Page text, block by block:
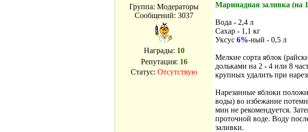
Группа: Модераторы
Сообщений: 3037
Награды: 10
Репутация: 16
Статус: Отсутствую
Маринадная заливка (на
Вода - 2,4 л
Сахар - 1,1 кг
Уксус 6%-ный - 0,5 л
Мелкие сорта яблок
дольками на 2 - 4 или 8
крупных удалить при
Нарезанные яблоки
воды) во избежание
мин не рекомендуется.
проточной воде. Воду
заливки.